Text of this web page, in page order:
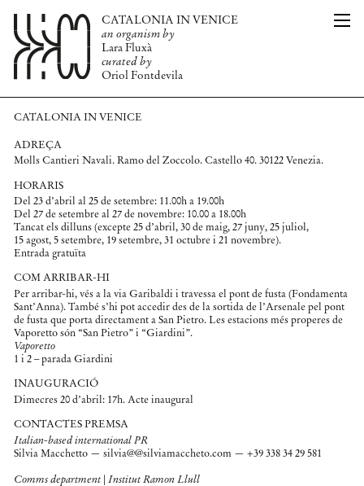
CATALONIA IN VENICE
an organism by
Lara Fluxà
curated by
Oriol Fontdevila
CATALONIA IN VENICE
ADREÇA
Molls Cantieri Navali. Ramo del Zoccolo. Castello 40. 30122 Venezia.
HORARIS
Del 23 d’abril al 25 de setembre: 11.00h a 19.00h
Del 27 de setembre al 27 de novembre: 10.00 a 18.00h
Tancat els dilluns (excepte 25 d’abril, 30 de maig, 27 juny, 25 juliol,
15 agost, 5 setembre, 19 setembre, 31 octubre i 21 novembre).
Entrada gratuïta
COM ARRIBAR-HI
Per arribar-hi, vés a la via Garibaldi i travessa el pont de fusta (Fondamenta
Sant’Anna). També s’hi pot accedir des de la sortida de l’Arsenale pel pont
de fusta que porta directament a San Pietro. Les estacions més properes de
Vaporetto són “San Pietro” i “Giardini”.
Vaporetto
1 i 2 – parada Giardini
INAUGURACIÓ
Dimecres 20 d’abril: 17h. Acte inaugural
CONTACTES PREMSA
Italian-based international PR
Silvia Macchetto — silvia@@silviamaccheto.com — +39 338 34 29 581
Comms department | Institut Ramon Llull
L’ORGANISME
PUBLICACIÓ
EQUIP
PREMSA
NOTÍCIES
INFO
CAT
ENG